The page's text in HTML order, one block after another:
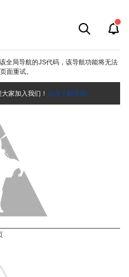
全局导航的JS代码，该导航功能将无法
面重试。
家加入我们！ 点击了解详情~